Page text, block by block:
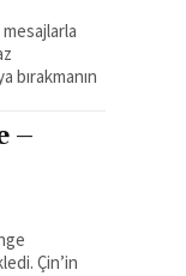
bırakmanın
–
Çin’in